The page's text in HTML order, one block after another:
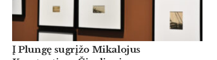
Į Plungę sugrįžo Mikalojus